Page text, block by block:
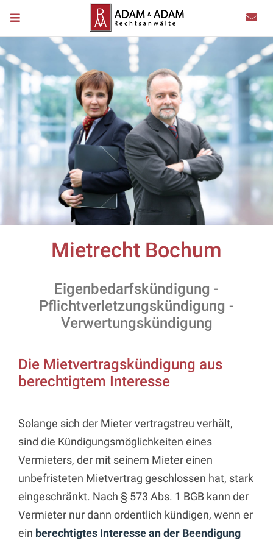
Mietrecht Bochum
Eigenbedarfskündigung -
Pflichtverletzungskündigung -
Verwertungskündigung
Die Mietvertragskündigung aus
berechtigtem Interesse
Solange sich der Mieter vertragstreu verhält,
sind die Kündigungsmöglichkeiten eines
Vermieters, der mit seinem Mieter einen
unbefristeten Mietvertrag geschlossen hat, stark
eingeschränkt. Nach § 573 Abs. 1 BGB kann der
Vermieter nur dann ordentlich kündigen, wenn er
ein berechtigtes Interesse an der Beendigung